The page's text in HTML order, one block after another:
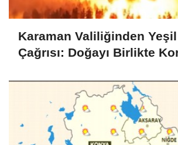
Karaman Valiliğinden
Çağrısı: Doğayı Birlikte